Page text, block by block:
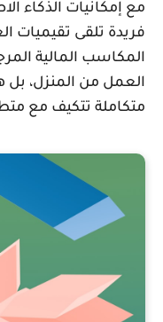
إمكانيات الذكاء
تلقى تقيميات
المالية
من المنزل، بل هو
تتكيف مع